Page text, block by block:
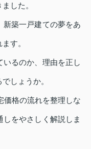
した。
新築一戸建ての夢をあ
す。
るのか、理由を正し
しょうか。
価格の流れを整理しな
をやさしく解説しま